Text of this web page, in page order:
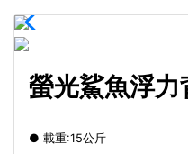
螢光鯊魚浮
● 載重:15公斤